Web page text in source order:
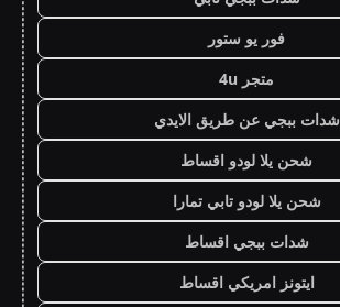
فور يو ستور
متجر 4u
شدات ببجي عن طريق الايدي
شحن يلا لودو اقساط
شحن يلا لودو تابي تمارا
شدات ببجي اقساط
ايتونز امريكي اقساط